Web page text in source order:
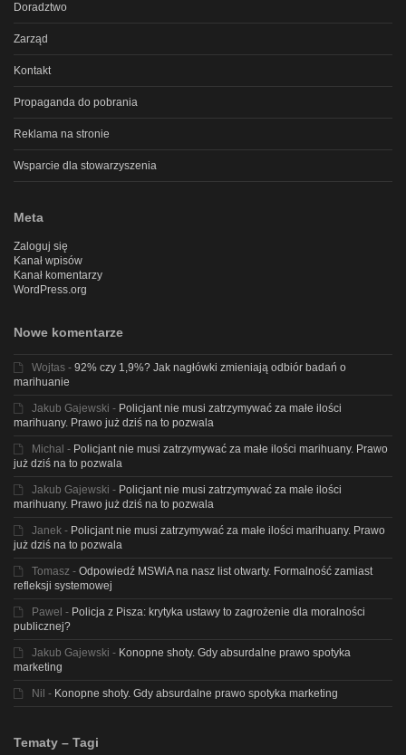
Doradztwo
Zarząd
Kontakt
Propaganda do pobrania
Reklama na stronie
Wsparcie dla stowarzyszenia
Meta
Zaloguj się
Kanał wpisów
Kanał komentarzy
WordPress.org
Nowe komentarze
Wojtas - 92% czy 1,9%? Jak nagłówki zmieniają odbiór badań o
marihuanie
Jakub Gajewski - Policjant nie musi zatrzymywać za małe ilości
marihuany. Prawo już dziś na to pozwala
Michal - Policjant nie musi zatrzymywać za małe ilości marihuany. Prawo
już dziś na to pozwala
Jakub Gajewski - Policjant nie musi zatrzymywać za małe ilości
marihuany. Prawo już dziś na to pozwala
Janek - Policjant nie musi zatrzymywać za małe ilości marihuany. Prawo
już dziś na to pozwala
Tomasz - Odpowiedź MSWiA na nasz list otwarty. Formalność zamiast
refleksji systemowej
Pawel - Policja z Pisza: krytyka ustawy to zagrożenie dla moralności
publicznej?
Jakub Gajewski - Konopne shoty. Gdy absurdalne prawo spotyka
marketing
Nil - Konopne shoty. Gdy absurdalne prawo spotyka marketing
Tematy – Tagi